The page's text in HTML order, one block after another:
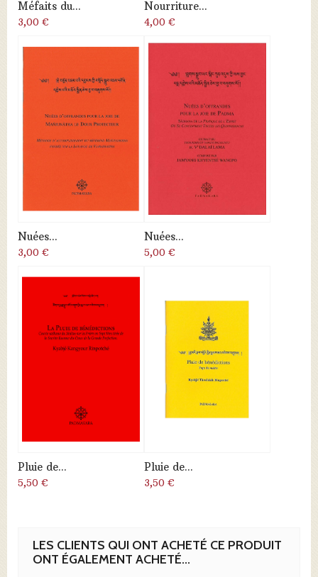
Méfaits du...
3,00 €
Nourriture...
4,00 €
Nuées...
3,00 €
Nuées...
5,00 €
Pluie de...
5,50 €
Pluie de...
3,50 €
LES CLIENTS QUI ONT ACHETÉ CE PRODUIT
ONT ÉGALEMENT ACHETÉ...